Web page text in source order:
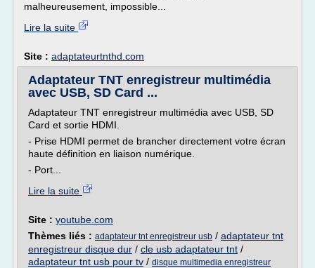
malheureusement, impossible...
Lire la suite
Site : adaptateurtnthd.com
Adaptateur TNT enregistreur multimédia
avec USB, SD Card ...
Adaptateur TNT enregistreur multimédia avec USB, SD
Card et sortie HDMI.
- Prise HDMI permet de brancher directement votre écran
haute définition en liaison numérique.
- Port...
Lire la suite
Site : youtube.com
Thèmes liés : adaptateur tnt enregistreur usb / adaptateur tnt
enregistreur disque dur / cle usb adaptateur tnt /
adaptateur tnt usb pour tv / disque multimedia enregistreur